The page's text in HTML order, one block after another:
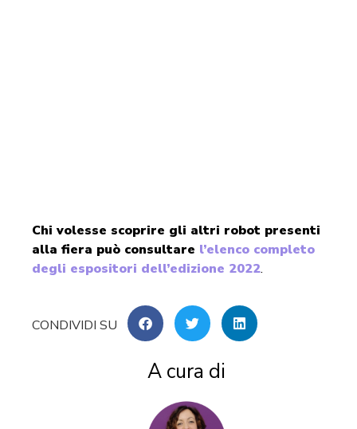
Chi volesse scoprire gli altri robot presenti
alla fiera può consultare l’elenco completo
degli espositori dell’edizione 2022.
A cura di